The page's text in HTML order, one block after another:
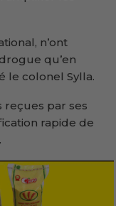
n’ont
qu’en
le colonel Sylla.
reçues par ses
rapide de